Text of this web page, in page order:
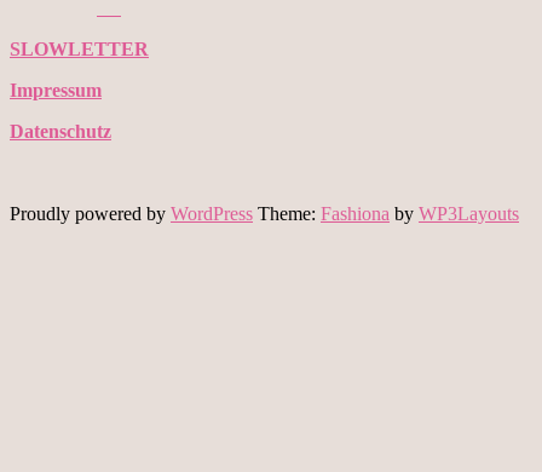
SLOWLETTER
Impressum
Datenschutz
Proudly powered by WordPress Theme: Fashiona by WP3Layouts